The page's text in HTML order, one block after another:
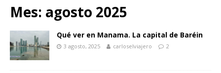
Mes: agosto 2025
Qué ver en Manama. La capital de Baréin
3 agosto, 2025 carloselviajero 2